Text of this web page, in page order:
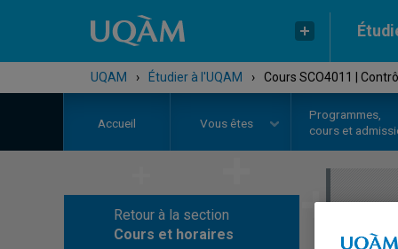
UQAM › Étudier à l'UQAM › Cours SCO4011 |
Accueil Vous êtes
Programmes,
cours et
Retour à la section
Cours et horaires